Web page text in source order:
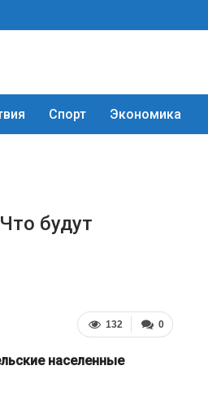
Спорт Экономика
будут
0
132
населенные